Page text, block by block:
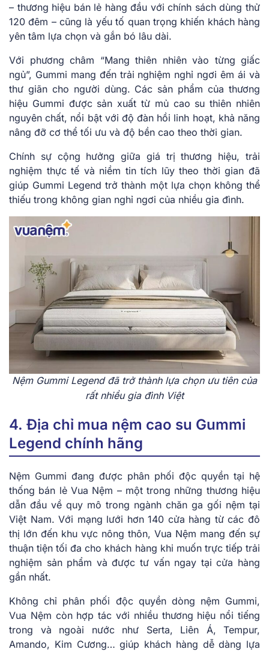
– thương hiệu bán lẻ hàng đầu với chính sách dùng thử
120 đêm – cũng là yếu tố quan trọng khiến khách hàng
yên tâm lựa chọn và gắn bó lâu dài.
Với phương châm “Mang thiên nhiên vào từng giấc
ngủ”, Gummi mang đến trải nghiệm nghỉ ngơi êm ái và
thư giãn cho người dùng. Các sản phẩm của thương
hiệu Gummi được sản xuất từ mủ cao su thiên nhiên
nguyên chất, nổi bật với độ đàn hồi linh hoạt, khả năng
nâng đỡ cơ thể tối ưu và độ bền cao theo thời gian.
Chính sự cộng hưởng giữa giá trị thương hiệu, trải
nghiệm thực tế và niềm tin tích lũy theo thời gian đã
giúp Gummi Legend trở thành một lựa chọn không thể
thiếu trong không gian nghỉ ngơi của nhiều gia đình.
Nệm Gummi Legend đã trở thành lựa chọn ưu tiên của
rất nhiều gia đình Việt
4. Địa chỉ mua nệm cao su Gummi
Legend chính hãng
Nệm Gummi đang được phân phối độc quyền tại hệ
thống bán lẻ Vua Nệm – một trong những thương hiệu
dẫn đầu về quy mô trong ngành chăn ga gối nệm tại
Việt Nam. Với mạng lưới hơn 140 cửa hàng từ các đô
thị lớn đến khu vực nông thôn, Vua Nệm mang đến sự
thuận tiện tối đa cho khách hàng khi muốn trực tiếp trải
nghiệm sản phẩm và được tư vấn ngay tại cửa hàng
gần nhất.
Không chỉ phân phối độc quyền dòng nệm Gummi,
Vua Nệm còn hợp tác với nhiều thương hiệu nổi tiếng
trong và ngoài nước như Serta, Liên Á, Tempur,
Amando, Kim Cương… giúp khách hàng dễ dàng lựa